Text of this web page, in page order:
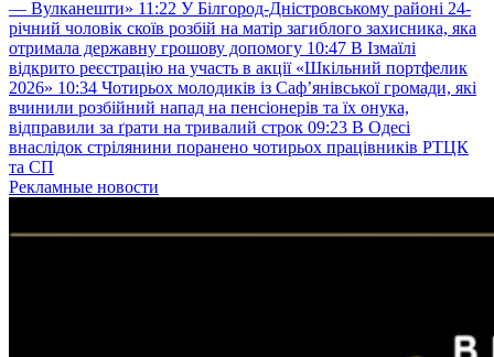
— Вулканешти» 11:22 У Білгород-Дністровському районі 24-
річний чоловік скоїв розбій на матір загиблого захисника, яка
отримала державну грошову допомогу 10:47 В Ізмаїлі
відкрито реєстрацію на участь в акції «Шкільний портфелик
2026» 10:34 Чотирьох молодиків із Саф’янівської громади, які
вчинили розбійний напад на пенсіонерів та їх онука,
відправили за ґрати на тривалий строк 09:23 В Одесі
внаслідок стрілянини поранено чотирьох працівників РТЦК
та СП
Рекламные новости